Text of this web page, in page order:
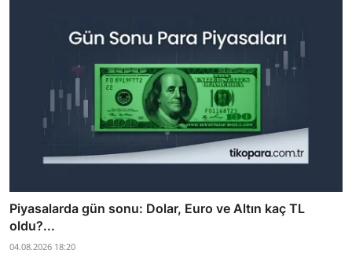
Piyasalarda gün sonu: Dolar, Euro ve Altın kaç TL
oldu?...
04.08.2026 18:20